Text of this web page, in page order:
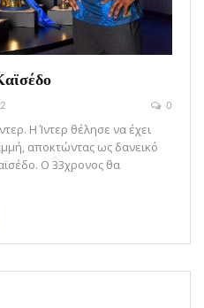
0
Η Ίντερ θέλησε να έχει
αποκτώντας ως δανεικό
Ο 33χρονος θα